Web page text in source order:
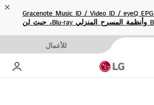
إشعار بإنهاء خدمات Gracenote Music ID / Video ID / eyeQ EPG
لأجهزة مشغّل Blu-ray وأنظمة المسرح المنزلي Blu-ray، حيث لن
للأعمال